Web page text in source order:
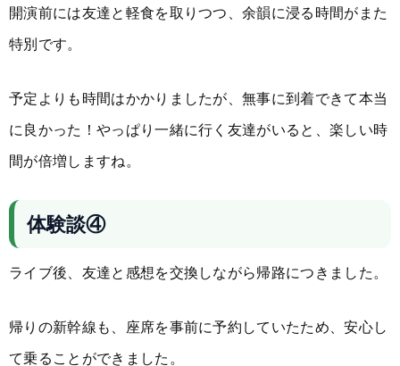
開演前には友達と軽食を取りつつ、余韻に浸る時間がまた
特別です。
予定よりも時間はかかりましたが、無事に到着できて本当
に良かった！やっぱり一緒に行く友達がいると、楽しい時
間が倍増しますね。
体験談④
ライブ後、友達と感想を交換しながら帰路につきました。
帰りの新幹線も、座席を事前に予約していたため、安心し
て乗ることができました。